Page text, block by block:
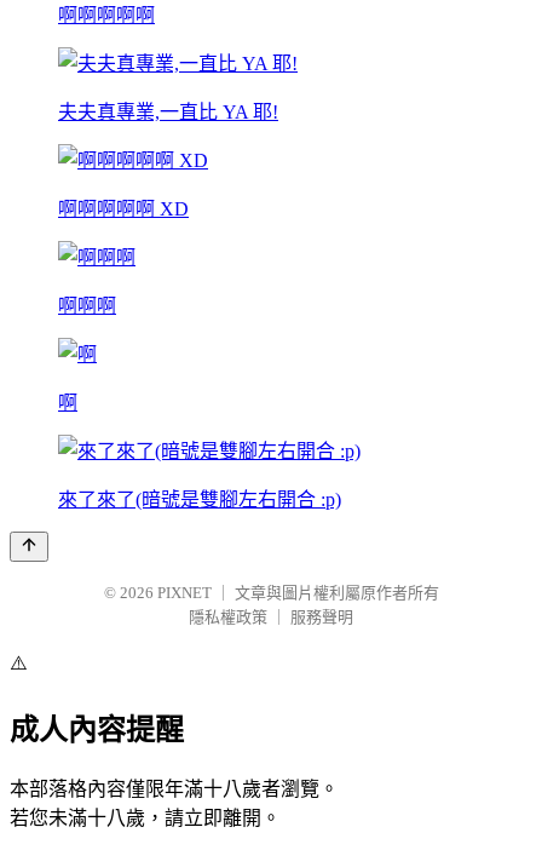
啊啊啊啊啊
夫夫真專業,一直比 YA 耶!
啊啊啊啊啊 XD
啊啊啊
啊
來了來了(暗號是雙腳左右開合 :p)
© 2026 PIXNET
文章與圖片權利屬原作者所有
隱私權政策
服務聲明
⚠️
成人內容提醒
本部落格內容僅限年滿十八歲者瀏覽。
若您未滿十八歲，請立即離開。